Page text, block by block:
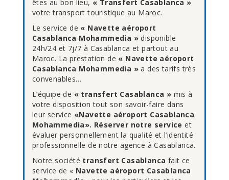
êtes au bon lieu, « Transfert Casablanca »
votre transport touristique au Maroc.
Le service de « Navette aéroport
Casablanca Mohammedia » disponible
24h/24 et 7j/7 à Casablanca et partout au
Maroc. La prestation de « Navette aéroport
Casablanca Mohammedia » a des tarifs très
convenables…
L’équipe de « transfert Casablanca » mis à
votre disposition tout son savoir-faire dans
leur service «Navette aéroport Casablanca
Mohammedia». Réserver notre service et
évaluer personnellement la qualité et l’identité
professionnelle de notre agence à Casablanca.
Notre société transfert Casablanca fait ce
service de « Navette aéroport Casablanca